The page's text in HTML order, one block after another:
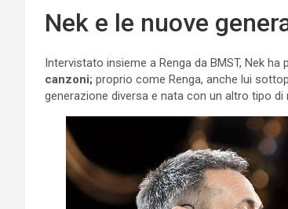
Nek e le nuove
Intervistato insieme a Renga da BMST, Nek ha
canzoni; proprio come Renga, anche lui
generazione diversa e nata con un altro tipo